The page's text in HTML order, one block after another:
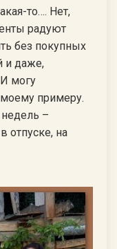
то…. Нет,
радуют
без покупных
и даже,
могу
примеру.
–
отпуске, на